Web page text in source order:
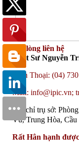
Vui lòng liên hệ
Luật Sư Nguyễn
Điện Thoại: (04)
Mail: info@ipic.vn;
Địa chỉ trụ sở:
Vũ, Trung Hòa,
Rất Hân hạnh